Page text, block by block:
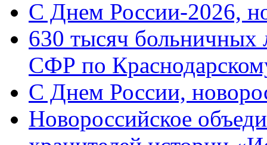
C Днем России-2026,
630 тысяч больничных
СФР по
C Днем России,
Новороссийское